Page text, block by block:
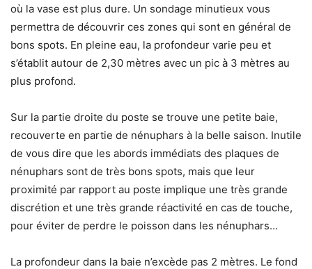
où la vase est plus dure. Un sondage minutieux vous
permettra de découvrir ces zones qui sont en général de
bons spots. En pleine eau, la profondeur varie peu et
s’établit autour de 2,30 mètres avec un pic à 3 mètres au
plus profond.
Sur la partie droite du poste se trouve une petite baie,
recouverte en partie de nénuphars à la belle saison. Inutile
de vous dire que les abords immédiats des plaques de
nénuphars sont de très bons spots, mais que leur
proximité par rapport au poste implique une très grande
discrétion et une très grande réactivité en cas de touche,
pour éviter de perdre le poisson dans les nénuphars…
La profondeur dans la baie n’excède pas 2 mètres. Le fond